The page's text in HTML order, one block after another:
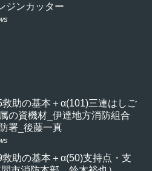
ジンカッター
救助の基本＋α(101)三連はしご
の資機材_伊達地方消防組合
署_後藤一真
助の基本＋α(50)支持点・支